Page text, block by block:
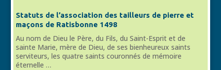
Statuts de l’association des tailleurs de pierre et
maçons de Ratisbonne 1498
Au nom de Dieu le Père, du Fils, du Saint-Esprit et de
sainte Marie, mère de Dieu, de ses bienheureux saints
serviteurs, les quatre saints couronnés de mémoire
éternelle …